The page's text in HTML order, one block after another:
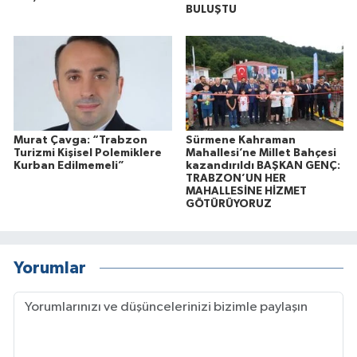
BULUŞTU
Murat Çavga: “Trabzon
Turizmi Kişisel Polemiklere
Kurban Edilmemeli”
Sürmene Kahraman
Mahallesi’ne Millet Bahçesi
kazandırıldı BAŞKAN GENÇ:
TRABZON’UN HER
MAHALLESİNE HİZMET
GÖTÜRÜYORUZ
Yorumlar